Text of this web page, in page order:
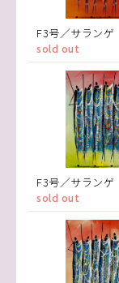
F3号／サランゲ
sold out
F3号／サランゲ
sold out